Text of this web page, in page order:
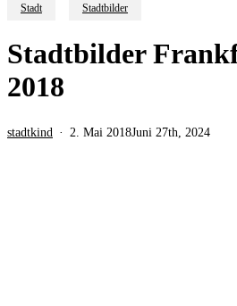
Stadt Stadtbilder
Stadtbilder
2018
stadtkind 2. Mai 2018Juni 27th, 2024